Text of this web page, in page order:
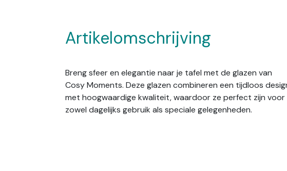
Artikelomschrijving
Breng sfeer en elegantie naar je tafel met de glazen van
Cosy Moments. Deze glazen combineren een tijdloos
met hoogwaardige kwaliteit, waardoor ze perfect zijn voor
zowel dagelijks gebruik als speciale gelegenheden.